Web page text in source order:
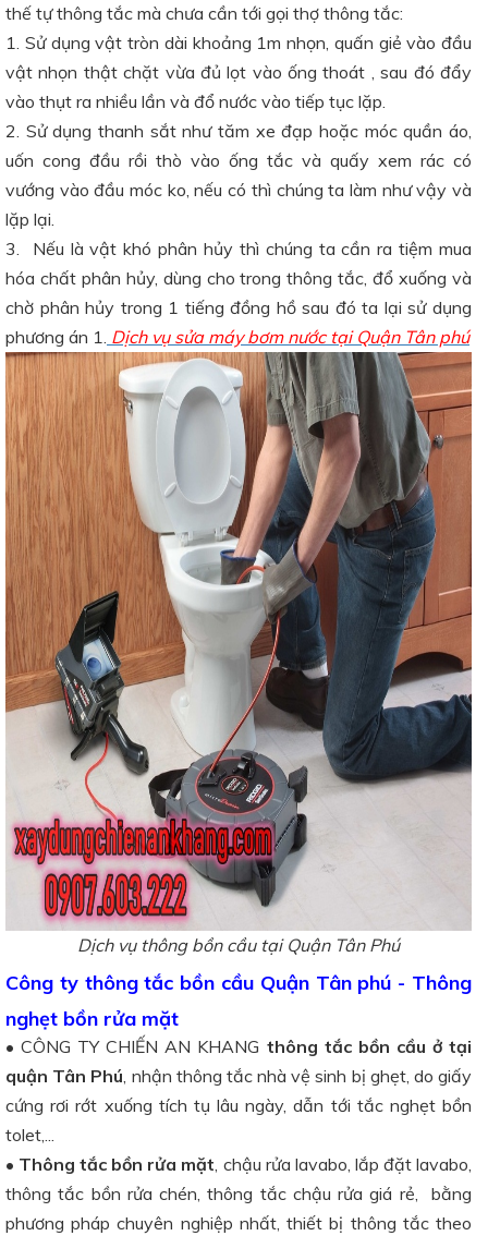
thế tự thông tắc mà chưa cần tới gọi thợ thông tắc:
1. Sử dụng vật tròn dài khoảng 1m nhọn, quấn giẻ vào đầu
vật nhọn thật chặt vừa đủ lọt vào ống thoát , sau đó đẩy
vào thụt ra nhiều lần và đổ nước vào tiếp tục lặp.
2. Sử dụng thanh sắt như tăm xe đạp hoặc móc quần áo,
uốn cong đầu rồi thò vào ống tắc và quấy xem rác có
vướng vào đầu móc ko, nếu có thì chúng ta làm như vậy và
lặp lại.
3. Nếu là vật khó phân hủy thì chúng ta cần ra tiệm mua
hóa chất phân hủy, dùng cho trong thông tắc, đổ xuống và
chờ phân hủy trong 1 tiếng đồng hồ sau đó ta lại sử dụng
phương án 1. Dịch vụ sửa máy bơm nước tại Quận Tân phú
Dịch vụ thông bồn cầu tại Quận Tân Phú
Công ty thông tắc bồn cầu Quận Tân phú - Thông
nghẹt bồn rửa mặt
• CÔNG TY CHIẾN AN KHANG thông tắc bồn cầu ở tại
quận Tân Phú, nhận thông tắc nhà vệ sinh bị ghẹt, do giấy
cứng rơi rớt xuống tích tụ lâu ngày, dẫn tới tắc nghẹt bồn
tolet,...
• Thông tắc bồn rửa mặt, chậu rửa lavabo, lắp đặt lavabo,
thông tắc bồn rửa chén, thông tắc chậu rửa giá rẻ, bằng
phương pháp chuyên nghiệp nhất, thiết bị thông tắc theo